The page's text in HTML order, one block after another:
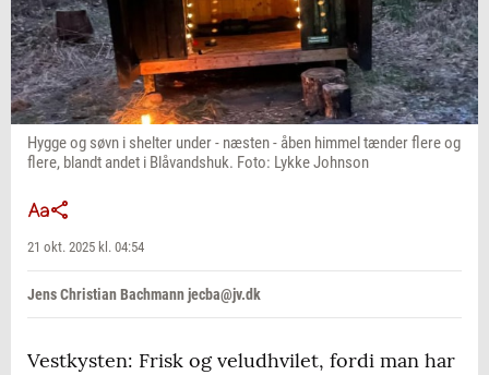
Hygge og søvn i shelter under - næsten - åben himmel tænder flere og
flere, blandt andet i Blåvandshuk. Foto: Lykke Johnson
21 okt. 2025 kl. 04:54
Jens Christian Bachmann jecba@jv.dk
Vestkysten: Frisk og veludhvilet, fordi man har